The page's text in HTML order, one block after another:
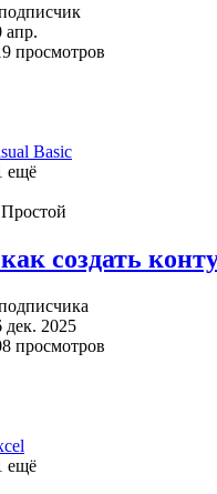
апр.
просмотров
Basic
ещё
Простой
создать
дек. 2025
просмотров
ещё